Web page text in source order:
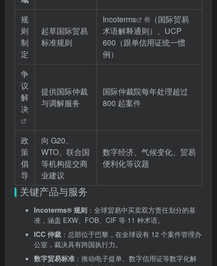
规
则
制
定
起草国际贸易
标准规则
Incoterms
®（国际贸易
术语解释通则）、UCP
600（跟单信用证统一惯
例）
争
议
解
决
提供国际仲裁
与调解服务
国际仲裁院每年处理超过
800 起案件
政
策
倡
导
向 G20、
WTO、联合国
等机构提交商
业建议
数字经济、气候变化、贸易
便利化等议题
关键产品与服务
Incoterms® 规则 ：全球贸易中买卖双方责任划分的基
准，涵盖 EXW、FOB、CIF 等 11 种术语。
ICC 仲裁 ：总部位于巴黎，在全球设有 12 个案件管理办
公室，裁决具有跨国执行力。
数字贸易标准 ：推动电子提单、数字信用证等数字化解